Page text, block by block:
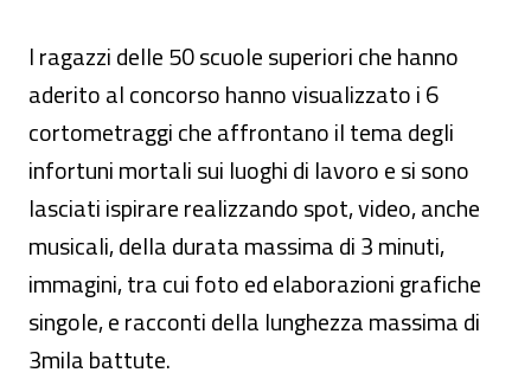
I ragazzi delle 50 scuole superiori che hanno
aderito al concorso hanno visualizzato i 6
cortometraggi che affrontano il tema degli
infortuni mortali sui luoghi di lavoro e si sono
lasciati ispirare realizzando spot, video, anche
musicali, della durata massima di 3 minuti,
immagini, tra cui foto ed elaborazioni grafiche
singole, e racconti della lunghezza massima di
3mila battute.